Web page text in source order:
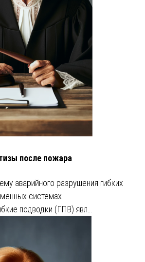
после пожара
аварийного разрушения гибких
системах
подводки (ГПВ) явл…